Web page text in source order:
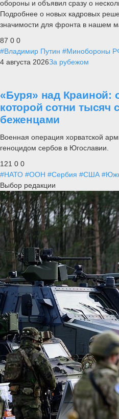
обороны и объявил сразу о
Подробнее о новых кадровых
значимости для фронта в нашем
87 0 0
#Владимир Путин #Минобороны
4 августа 2026За рубежом
«Буря» над Краиной:
которой сотни тысяч
беженцами
Военная операция хорватской
геноцидом сербов в Югославии.
121 0 0
#НАТО #ООН #Сербия #США
Выбор редакции